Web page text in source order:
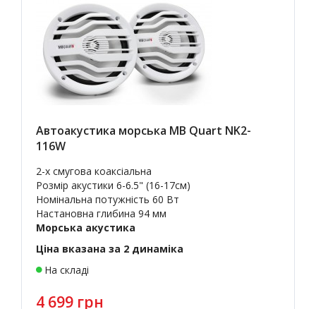
Автоакустика морська MB Quart NK2-
116W
2-х смугова коаксіальна
Розмір акустики 6-6.5" (16-17см)
Номінальна потужність 60 Вт
Настановна глибина 94 мм
Морська акустика
Ціна вказана за 2 динаміка
На складі
4 699 грн